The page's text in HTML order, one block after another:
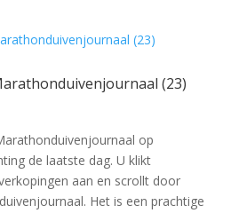
(23)
op
de laatste dag. U klikt
aan en scrollt door
Het is een prachtige